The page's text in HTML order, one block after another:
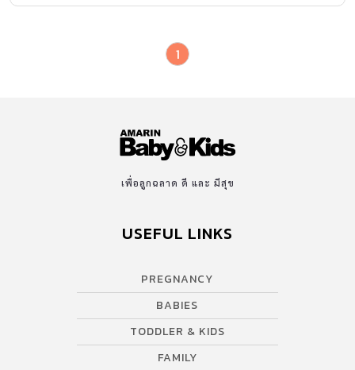
1
เพื่อลูกฉลาด ดี และ มีสุข
USEFUL LINKS
PREGNANCY
BABIES
TODDLER & KIDS
FAMILY